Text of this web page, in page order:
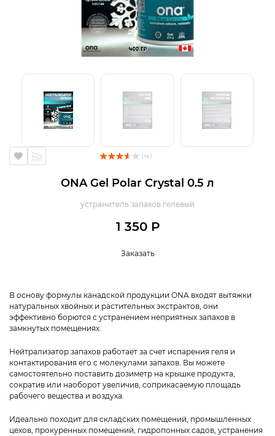
( 14 )
ONA Gel Polar Crystal 0.5 л
устранитель запахов гелевый
1 350 Р
Заказать
В основу формулы канадской продукции ONA входят вытяжки
натуральных хвойных и растительных экстрактов, они
эффективно борются с устранением неприятных запахов в
замкнутых помещениях.
Нейтрализатор запахов работает за счет испарения геля и
контактирования его с молекулами запахов. Вы можете
самостоятельно поставить дозиметр на крышке продукта,
сократив или наоборот увеличив, соприкасаемую площадь
рабочего вещества и воздуха.
Идеально походит для складских помещений, промышленных
цехов, прокуренных помещений, гидропонных садов, устранения